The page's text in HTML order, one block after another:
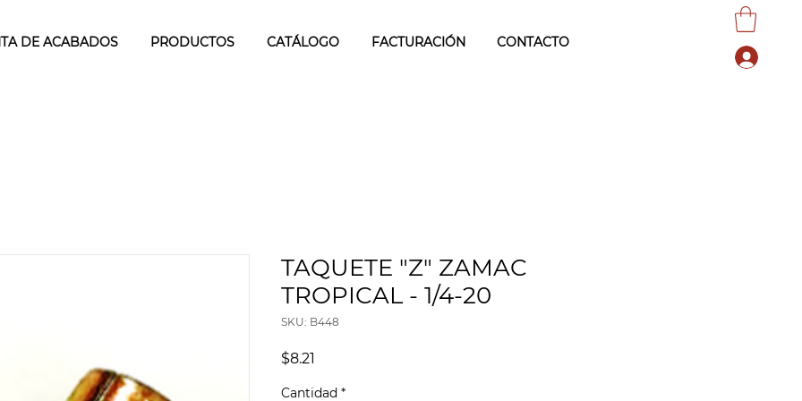
DE ACABADOS PRODUCTOS CATÁLOGO FACTURACIÓN CONTACTO
TAQUETE "Z" ZAMAC
TROPICAL - 1/4-20
SKU: B448
$8.21
Cantidad *